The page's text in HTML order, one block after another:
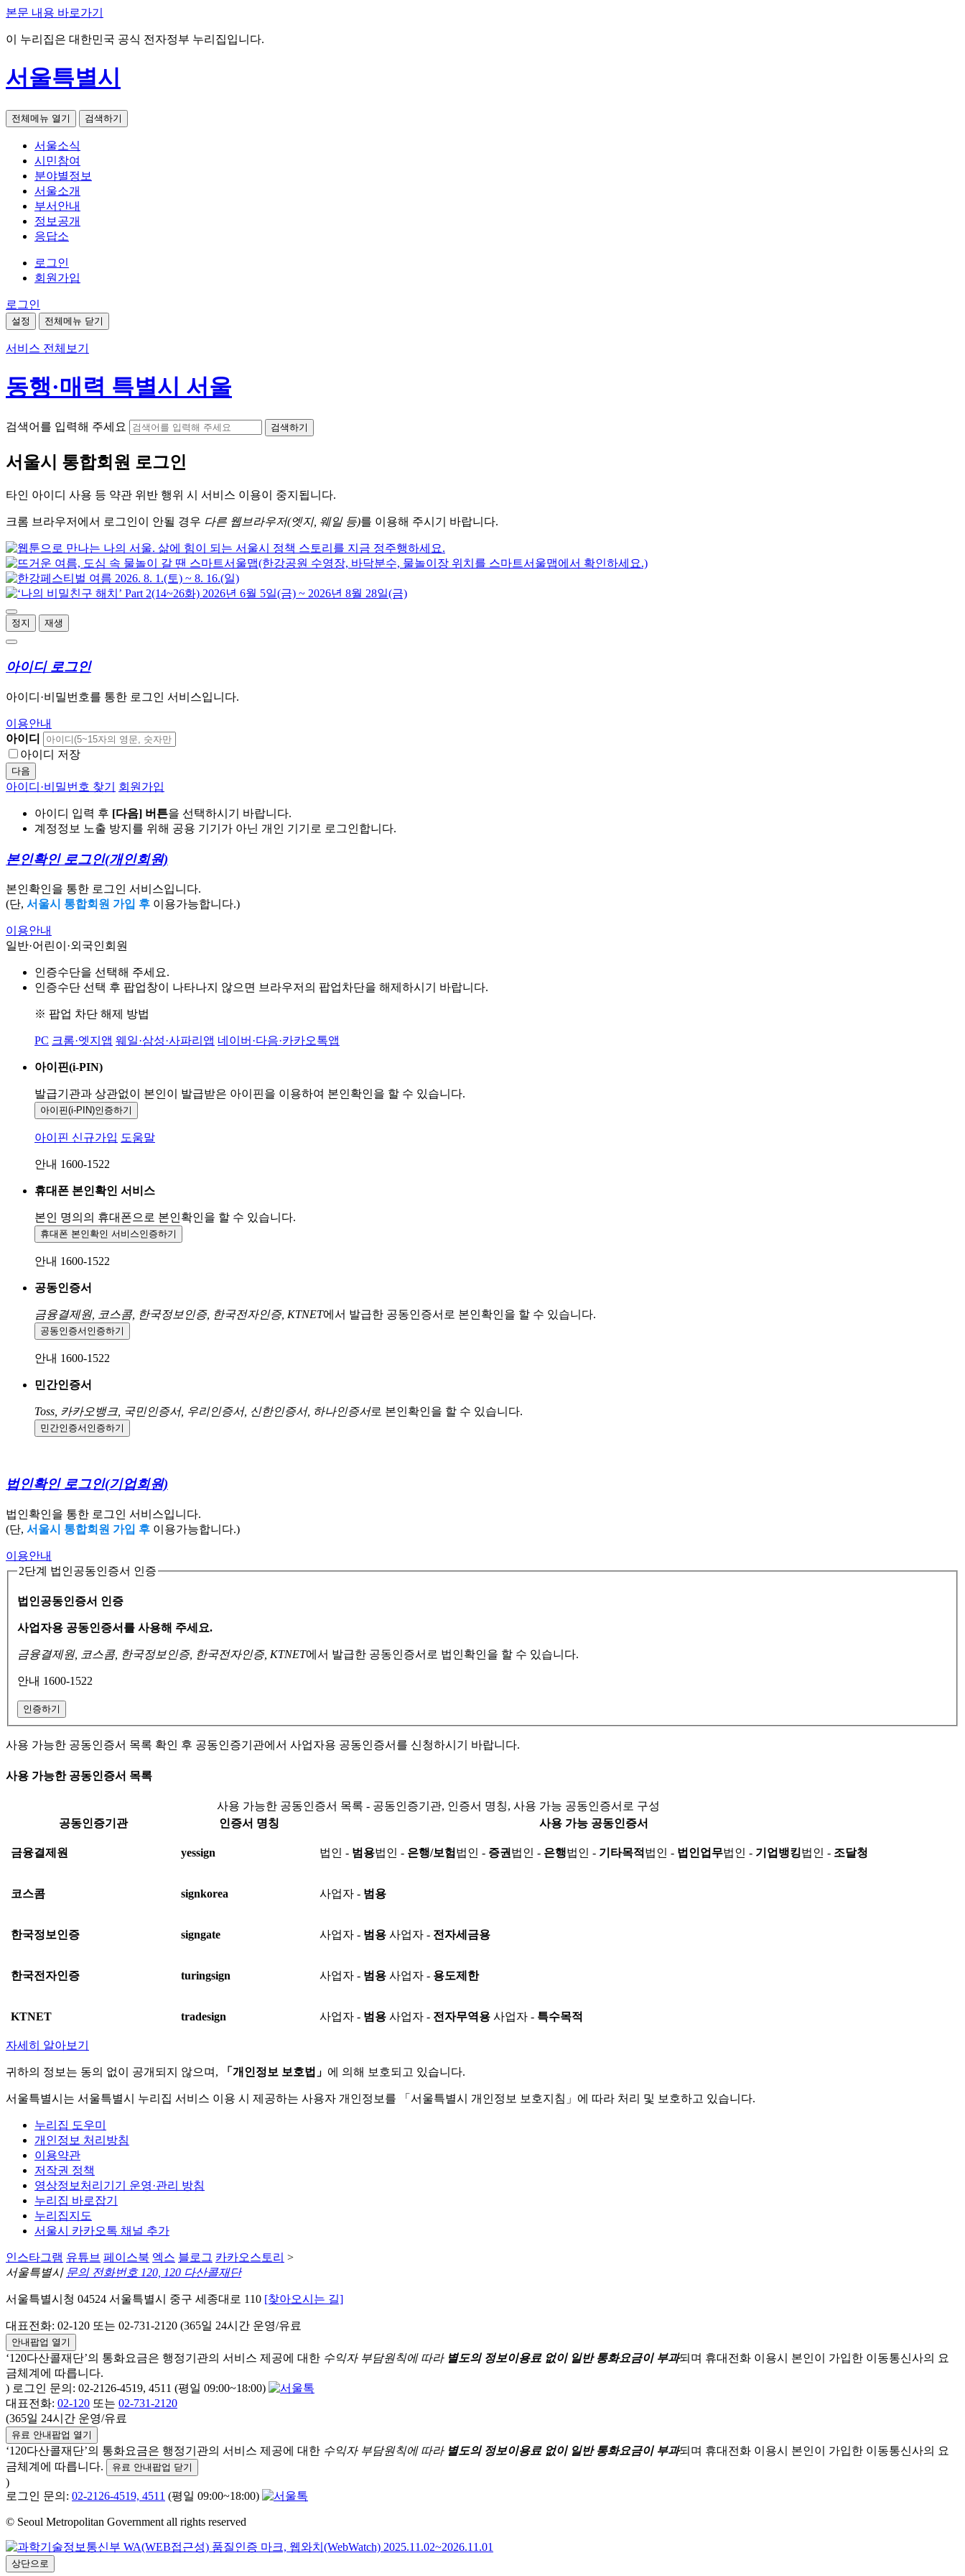
본문 내용 바로가기
이 누리집은 대한민국 공식 전자정부 누리집입니다.
서울특별시
전체메뉴 열기 검색하기
서울소식
시민참여
분야별정보
서울소개
부서안내
정보공개
응답소
로그인
회원가입
로그인
설정 전체메뉴 닫기
서비스 전체보기
동행·매력 특별시 서울
검색어를 입력해 주세요 검색하기
서울시 통합회원 로그인
타인 아이디 사용 등 약관 위반 행위 시 서비스 이용이 중지됩니다.
크롬 브라우저에서 로그인이 안될 경우 다른 웹브라우저(엣지, 웨일 등)를 이용해 주시기 바랍니다.
정지 재생
아이디 로그인
아이디·비밀번호를 통한 로그인 서비스입니다.
이용안내
아이디
아이디 저장
다음
아이디·비밀번호 찾기 회원가입
아이디 입력 후 [다음] 버튼을 선택하시기 바랍니다.
계정정보 노출 방지를 위해 공용 기기가 아닌 개인 기기로 로그인합니다.
본인확인 로그인(개인회원)
본인확인을 통한 로그인 서비스입니다.
(단, 서울시 통합회원 가입 후 이용가능합니다.)
이용안내
일반·어린이·외국인회원
인증수단을 선택해 주세요.
인증수단 선택 후 팝업창이 나타나지 않으면 브라우저의 팝업차단을 해제하시기 바랍니다.
※ 팝업 차단 해제 방법
PC 크롬·엣지앱 웨일·삼성·사파리앱 네이버·다음·카카오톡앱
아이핀(i-PIN)
발급기관과 상관없이 본인이 발급받은 아이핀을 이용하여 본인확인을 할 수 있습니다.
아이핀(i-PIN)인증하기
아이핀 신규가입 도움말
안내 1600-1522
휴대폰 본인확인 서비스
본인 명의의 휴대폰으로 본인확인을 할 수 있습니다.
휴대폰 본인확인 서비스인증하기
안내 1600-1522
공동인증서
금융결제원, 코스콤, 한국정보인증, 한국전자인증, KTNET에서 발급한 공동인증서로 본인확인을 할 수 있습니다.
공동인증서 인증하기
안내 1600-1522
민간인증서
Toss, 카카오뱅크, 국민인증서, 우리인증서, 신한인증서, 하나인증서로 본인확인을 할 수 있습니다.
민간인증서 인증하기
법인확인 로그인(기업회원)
법인확인을 통한 로그인 서비스입니다.
(단, 서울시 통합회원 가입 후 이용가능합니다.)
이용안내
2단계 법인공동인증서 인증
법인공동인증서 인증
사업자용 공동인증서를 사용해 주세요.
금융결제원, 코스콤, 한국정보인증, 한국전자인증, KTNET에서 발급한 공동인증서로 법인확인을 할 수 있습니다.
안내 1600-1522
인증하기
사용 가능한 공동인증서 목록 확인 후 공동인증기관에서 사업자용 공동인증서를 신청하시기 바랍니다.
사용 가능한 공동인증서 목록
사용 가능한 공동인증서 목록 - 공동인증기관, 인증서 명칭, 사용 가능 공동인증서로 구성
공동인증기관
인증서 명칭 사용 가능 공동인증서
금융결제원 yessign 법인 - 범용법인 - 은행/보험 법인 - 증권 법인 - 은행법인 - 기타목적 법인 - 법인업무법인 - 기업뱅킹법인 - 조달청
코스콤 signkorea 사업자 - 범용
한국정보인증 signgate 사업자 - 범용 사업자 - 전자세금용
한국전자인증 turingsign 사업자 - 범용 사업자 - 용도제한
KTNET tradesign 사업자 - 범용 사업자 - 전자무역용 사업자 - 특수목적
자세히 알아보기
귀하의 정보는 동의 없이 공개되지 않으며, 「개인정보 보호법」 에 의해 보호되고 있습니다.
서울특별시는 서울특별시 누리집 서비스 이용 시 제공하는 사용자 개인정보를 「서울특별시 개인정보 보호지침」에 따라 처리 및 보호하고 있습니다.
누리집 도우미
개인정보 처리방침
이용약관
저작권 정책
영상정보처리기기 운영·관리 방침
누리집 바로잡기
누리집지도
서울시 카카오톡 채널 추가
인스타그램 유튜브 페이스북 엑스 블로그 카카오스토리 >
서울특별시 문의 전화번호 120, 120 다산콜재단
서울특별시청 04524 서울특별시 중구 세종대로 110 [찾아오시는 길]
대표전화: 02-120 또는 02-731-2120 (365일 24시간 운영/유료
안내팝업 열기
‘120다산콜재단’의 통화요금은 행정기관의 서비스 제공에 대한 수익자 부담원칙에 따라 별도의 정보이용료 없이 일반 통화요금이 부과되며 휴대전화 이용시 본인이 가입한 이동통신사의 요
금체계에 따릅니다.
) 로그인 문의: 02-2126-4519, 4511 (평일 09:00~18:00)
대표전화: 02-120 또는 02-731-2120
(365일 24시간 운영/유료
유료 안내팝업 열기
‘120다산콜재단’의 통화요금은 행정기관의 서비스 제공에 대한 수익자 부담원칙에 따라 별도의 정보이용료 없이 일반 통화요금이 부과되며 휴대전화 이용시 본인이 가입한 이동통신사의 요
금체계에 따릅니다.
유료 안내팝업 닫기
)
로그인 문의: 02-2126-4519, 4511 (평일 09:00~18:00)
© Seoul Metropolitan Government all rights reserved
상단으로